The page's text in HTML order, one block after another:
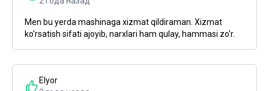
Men bu yerda mashinaga xizmat qildiraman. Xizmat
ko'rsatish sifati ajoyib, narxlari ham qulay, hammasi zo'r.
Elyor